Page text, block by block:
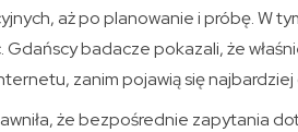
aż po planowanie i próbę. W
badacze pokazali, że
zanim pojawią się najbardziej
że bezpośrednie zapytania